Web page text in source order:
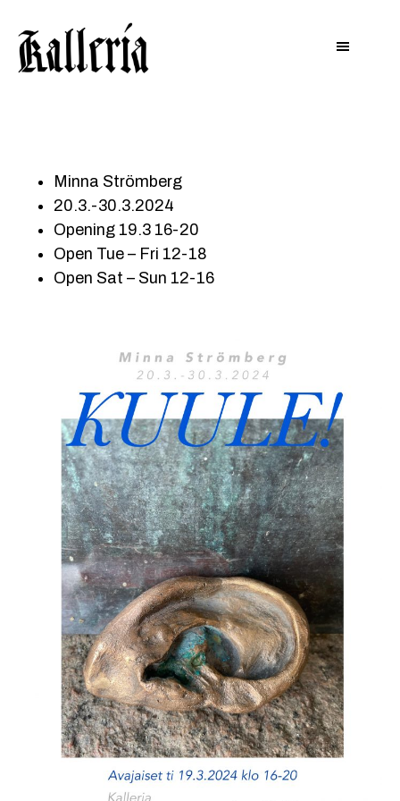
pääsisältöön
alatunnisteeseen
Minna Strömberg
20.3.-30.3.2024
Opening 19.3 16-20
Open Tue – Fri 12-18
Open Sat – Sun 12-16